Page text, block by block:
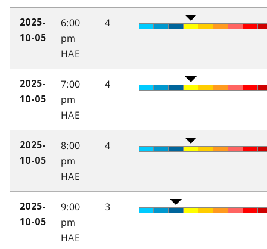
2025-
10-05
6:00
pm
HAE
4
2025-
10-05
7:00
pm
HAE
4
2025-
10-05
8:00
pm
HAE
4
2025-
10-05
9:00
pm
HAE
3